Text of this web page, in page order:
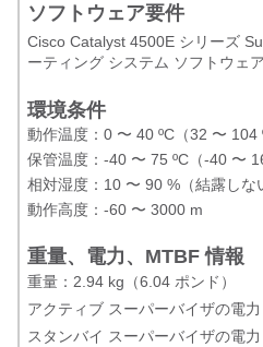
ソフトウェア要件
Cisco Catalyst 4500E シリーズ
ーティング システム ソフトウェ
環境条件
動作温度：0 〜 40 ºC（32 〜 104
保管温度：-40 〜 75 ºC（-40 〜
相対湿度：10 〜 90 %（結露しな
動作高度：-60 〜 3000 m
重量、電力、MTBF 情報
重量：2.94 kg（6.04 ポンド）
アクティブ スーパーバイザの電
スタンバイ スーパーバイザの電